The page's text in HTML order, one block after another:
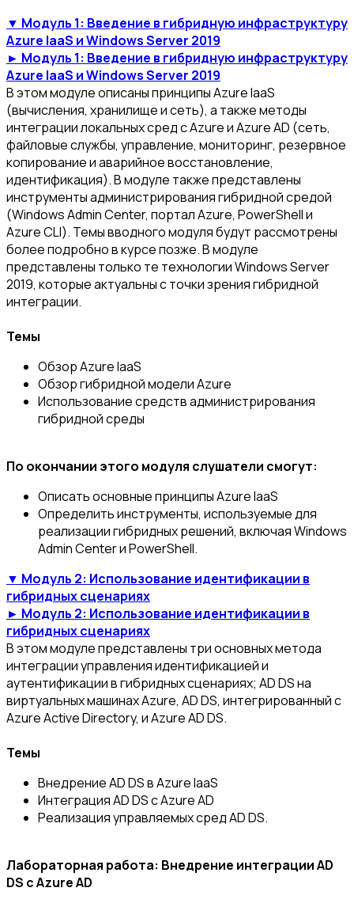
▼ Модуль 1: Введение в гибридную инфраструктуру
Azure IaaS и Windows Server 2019
► Модуль 1: Введение в гибридную инфраструктуру
Azure IaaS и Windows Server 2019
В этом модуле описаны принципы Azure IaaS
(вычисления, хранилище и сеть), а также методы
интеграции локальных сред с Azure и Azure AD (сеть,
файловые службы, управление, мониторинг, резервное
копирование и аварийное восстановление,
идентификация). В модуле также представлены
инструменты администрирования гибридной средой
(Windows Admin Center, портал Azure, PowerShell и
Azure CLI). Темы вводного модуля будут рассмотрены
более подробно в курсе позже. В модуле
представлены только те технологии Windows Server
2019, которые актуальны с точки зрения гибридной
интеграции.
Темы
Обзор Azure IaaS
Обзор гибридной модели Azure
Использование средств администрирования
гибридной среды
По окончании этого модуля слушатели смогут:
Описать основные принципы Azure IaaS
Определить инструменты, используемые для
реализации гибридных решений, включая Windows
Admin Center и PowerShell.
▼ Модуль 2: Использование идентификации в
гибридных сценариях
► Модуль 2: Использование идентификации в
гибридных сценариях
В этом модуле представлены три основных метода
интеграции управления идентификацией и
аутентификации в гибридных сценариях; AD DS на
виртуальных машинах Azure, AD DS, интегрированный с
Azure Active Directory, и Azure AD DS.
Темы
Внедрение AD DS в Azure IaaS
Интеграция AD DS с Azure AD
Реализация управляемых сред AD DS.
Лабораторная работа: Внедрение интеграции AD
DS с Azure AD